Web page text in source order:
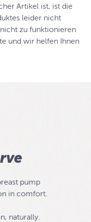
Artikel ist, ist die
leider nicht
zu funktionieren
und wir helfen Ihnen
pump
in comfort.
naturally.